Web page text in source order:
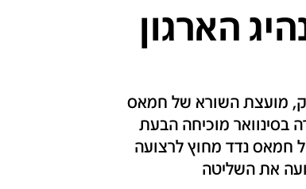
הארגון
מועצת השורא של חמאס
בסינוואר מוכיחה הבעת
שכוחו של חמאס נדד מחוץ לרצועה
את השליטה